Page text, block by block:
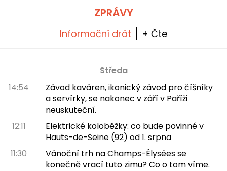
ZPRÁVY
Informační drát + Čte
Středa
14:54
Závod kaváren, ikonický závod pro číšníky
a servírky, se nakonec v září v Paříži
neuskuteční.
12:11
Elektrické koloběžky: co bude povinné v
Hauts-de-Seine (92) od 1. srpna
11:30
Vánoční trh na Champs-Élysées se
konečně vrací tuto zimu? Co o tom víme.